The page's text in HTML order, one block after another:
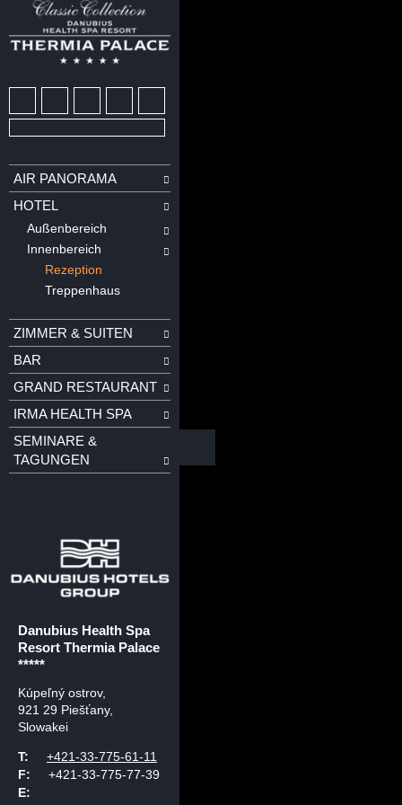
AIR PANORAMA
HOTEL
Außenbereich
Innenbereich
Rezeption
Treppenhaus
ZIMMER & SUITEN
BAR
GRAND RESTAURANT
IRMA HEALTH SPA
SEMINARE &
TAGUNGEN
Danubius Health Spa
Resort Thermia Palace
*****
Kúpeľný ostrov,
921 29 Piešťany,
Slowakei
T:
+421-33-775-61-11
F: +421-33-775-77-39
E: